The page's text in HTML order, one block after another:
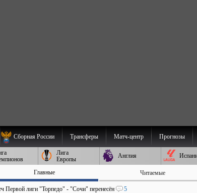
Сборная России Трансферы Матч-центр Прогнозы
Лига
Европы
Англия
Главные Читаемые
Первой лиги "Торпедо" - "Сочи" перенесён
5